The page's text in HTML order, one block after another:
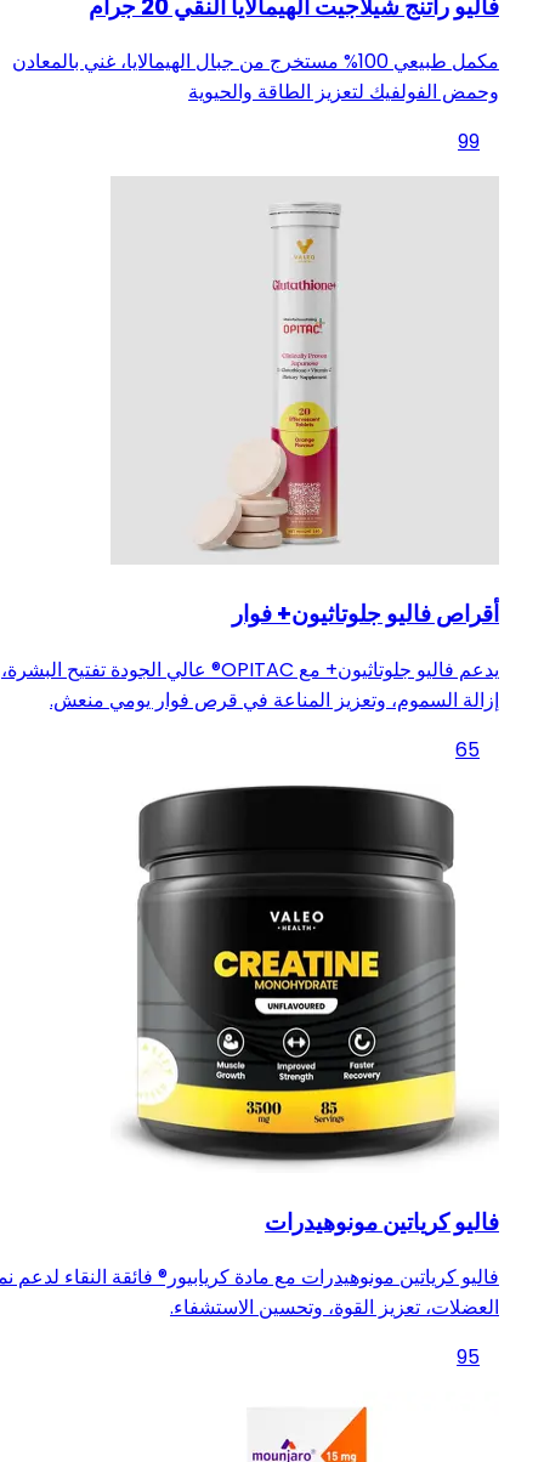
مكمل طبيعي 100% مستخرج من جبال الهيمالايا، غني بالمعادن
وحمض الفولفيك لتعزيز الطاقة والحيوية
99
أقراص فاليو جلوتاثيون+ فوار
يدعم فاليو جلوتاثيون+ مع OPITAC®️ عالي الجودة تفتيح البشرة،
إزالة السموم، وتعزيز المناعة في قرص فوار يومي منعش.
65
فاليو كرياتين مونوهيدرات
فاليو كرياتين مونوهيدرات مع مادة كريابيور® فائقة النقاء لدعم
العضلات، تعزيز القوة، وتحسين الاستشفاء.
95